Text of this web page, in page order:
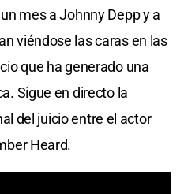
mes a Johnny Depp y a
viéndose las caras en las
que ha generado una
Sigue en directo la
del juicio entre el actor
Heard.